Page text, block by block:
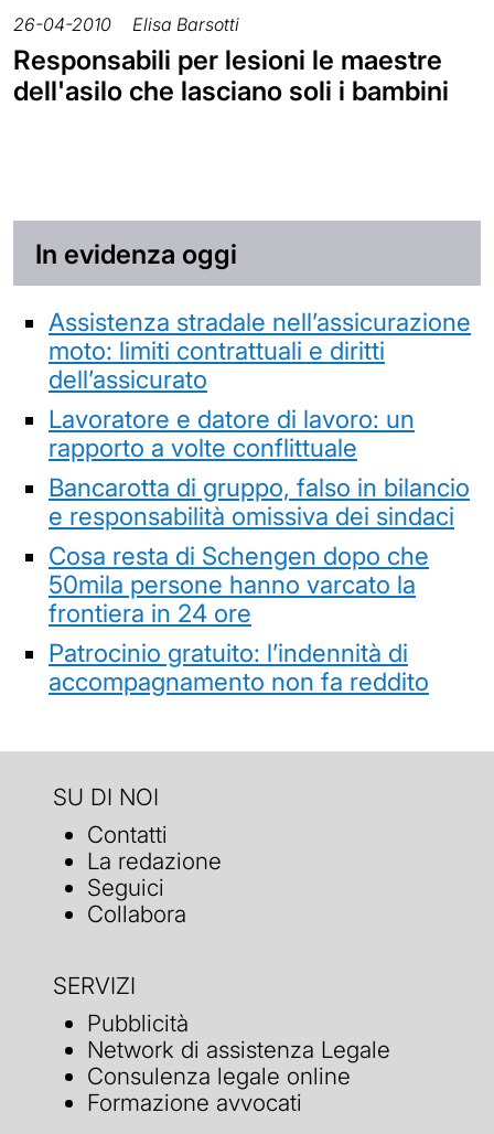
26-04-2010 Elisa Barsotti
Responsabili per lesioni le maestre
dell'asilo che lasciano soli i bambini
In evidenza oggi
Assistenza stradale nell’assicurazione
moto: limiti contrattuali e diritti
dell’assicurato
Lavoratore e datore di lavoro: un
rapporto a volte conflittuale
Bancarotta di gruppo, falso in bilancio
e responsabilità omissiva dei sindaci
Cosa resta di Schengen dopo che
50mila persone hanno varcato la
frontiera in 24 ore
Patrocinio gratuito: l’indennità di
accompagnamento non fa reddito
SU DI NOI
Contatti
La redazione
Seguici
Collabora
SERVIZI
Pubblicità
Network di assistenza Legale
Consulenza legale online
Formazione avvocati